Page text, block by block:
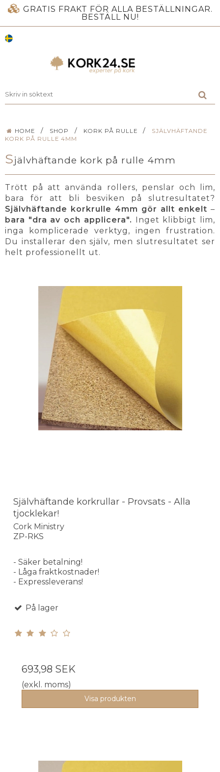
GRATIS FRAKT FÖR ALLA BESTÄLLNINGAR.
BESTÄLL NU!
HOME / SHOP / KORK PÅ RULLE /
SJÄLVHÄFTANDE
KORK PÅ RULLE 4MM
Självhäftande kork på rulle 4mm
Trött på att använda rollers, penslar och lim,
bara för att bli besviken på slutresultatet?
Självhäftande korkrulle 4mm gör allt enkelt –
bara "dra av och applicera". Inget klibbigt lim,
inga komplicerade verktyg, ingen frustration.
Du installerar den själv, men slutresultatet ser
helt professionellt ut.
Självhäftande korkrullar - Provsats - Alla
tjocklekar!
Cork Ministry
ZP-RKS
- Säker betalning!
- Låga fraktkostnader!
- Expressleverans!
På lager
693,98 SEK
(exkl. moms)
Visa produkten